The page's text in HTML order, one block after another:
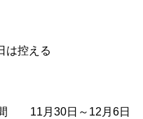
控える
間 11月30日～12月6日